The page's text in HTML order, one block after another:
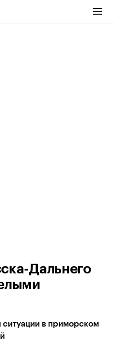
Дальнего
ситуации в приморском